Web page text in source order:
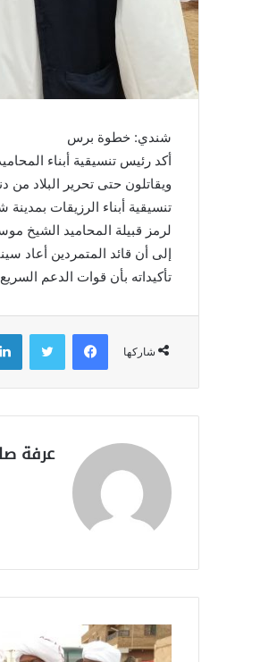
شندي: خطوة برس
أكد رئيس تنسيقية أبناء
ويقاتلون حتى تحرير البلاد
تنسيقية أبناء الرزيقات
لرمز قبيلة المحاميد الشيخ
إلى أن قائد المتمردين أعاد
تأكيداته بأن قوات الدعم
شاركها
فيسبوك
عرفة